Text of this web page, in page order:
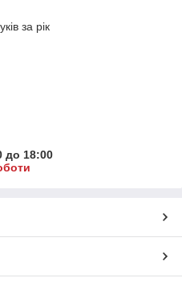
за рік
до 18:00